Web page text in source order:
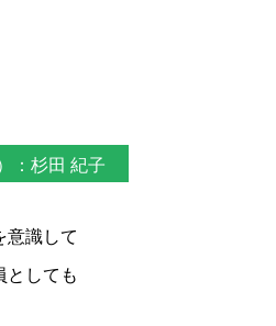
：杉田 紀子
意識して
としても